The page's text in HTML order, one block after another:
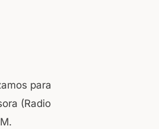
para
(Radio